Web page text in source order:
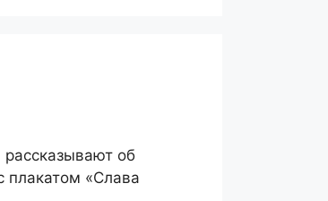
об
плакатом «Слава